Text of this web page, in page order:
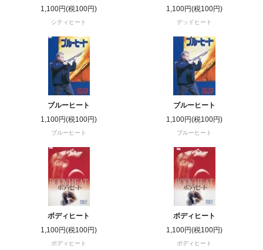
1,100円(税100円)
シティヒート
1,100円(税100円)
デッドヒート
ブルーヒート
1,100円(税100円)
ブルーヒート
ブルーヒート
1,100円(税100円)
ブルーヒート
ボディヒート
1,100円(税100円)
ボディヒート
ボディヒート
1,100円(税100円)
ボディヒート